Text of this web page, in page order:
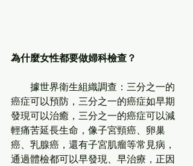
為什麼女性都要做婦科檢查？
據世界衛生組織調查：三分之一的
癌症可以預防，三分之一的癌症如早期
發現可以治癒，三分之一的癌症可以減
輕痛苦延長生命，像子宮頸癌、卵巢
癌、乳腺癌，還有子宮肌瘤等常見病，
通過體檢都可以早發現、早治療，正因